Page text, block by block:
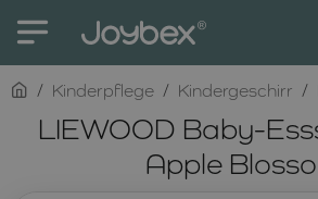
LIEWOOD Baby-
Apple
homeKinderpflege Kindergeschirr